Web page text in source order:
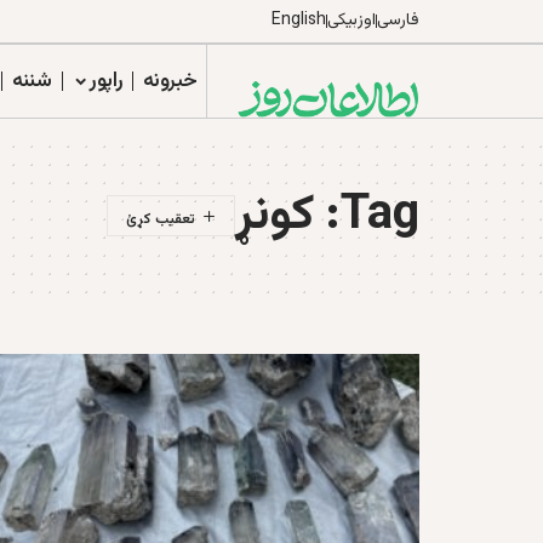
فارسیاوزبیکیEnglish
خبرونه راپور شننه
Tag: کونړ